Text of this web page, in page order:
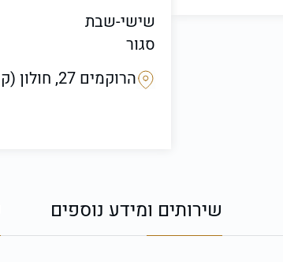
שישי-שבת
סגור
הרוקמים 27, חולון (קומה 4) בניין ICON3
שירותים ומידע נוספים